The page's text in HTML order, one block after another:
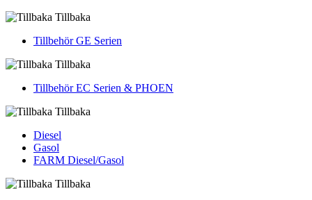
Tillbaka
Tillbehör GE Serien
Tillbaka
Tillbehör EC Serien & PHOEN
Tillbaka
Diesel
Gasol
FARM Diesel/Gasol
Tillbaka